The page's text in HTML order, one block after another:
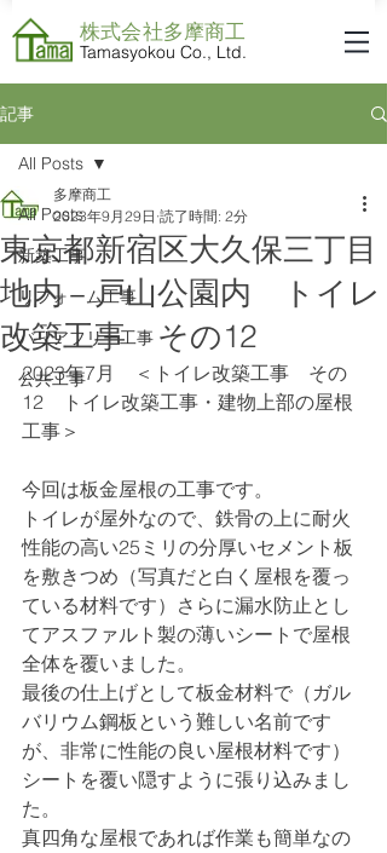
株式会社​多摩商工
Tamasyokou Co., Ltd.
記事
All Posts
新築工事
リフォーム工事
バリアフリー工事
公共工事
All Posts
東京都新宿区大久保三丁目
地内 戸山公園内 トイレ
改築工事 その12
多摩商工
2023年9月29日 読了時間: 2分
2023年7月　＜トイレ改築工事　その
12　トイレ改築工事・建物上部の屋根
工事＞
今回は板金屋根の工事です。
トイレが屋外なので、鉄骨の上に耐火
性能の高い25ミリの分厚いセメント板
を敷きつめ（写真だと白く屋根を覆っ
ている材料です）さらに漏水防止とし
てアスファルト製の薄いシートで屋根
全体を覆いました。
最後の仕上げとして板金材料で（ガル
バリウム鋼板という難しい名前です
が、非常に性能の良い屋根材料です）
シートを覆い隠すように張り込みまし
た。
真四角な屋根であれば作業も簡単なの